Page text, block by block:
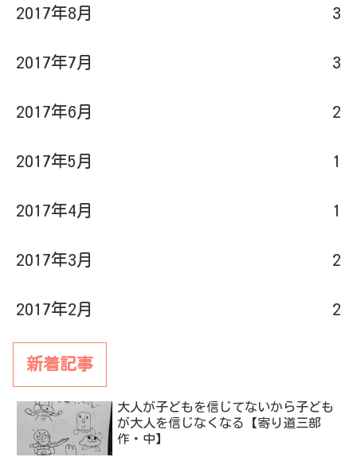
2017年8月 3
2017年7月 3
2017年6月 2
2017年5月 1
2017年4月 1
2017年3月 2
2017年2月 2
新着記事
大人が子どもを信じてないから子ども
が大人を信じなくなる【寄り道三部
作・中】